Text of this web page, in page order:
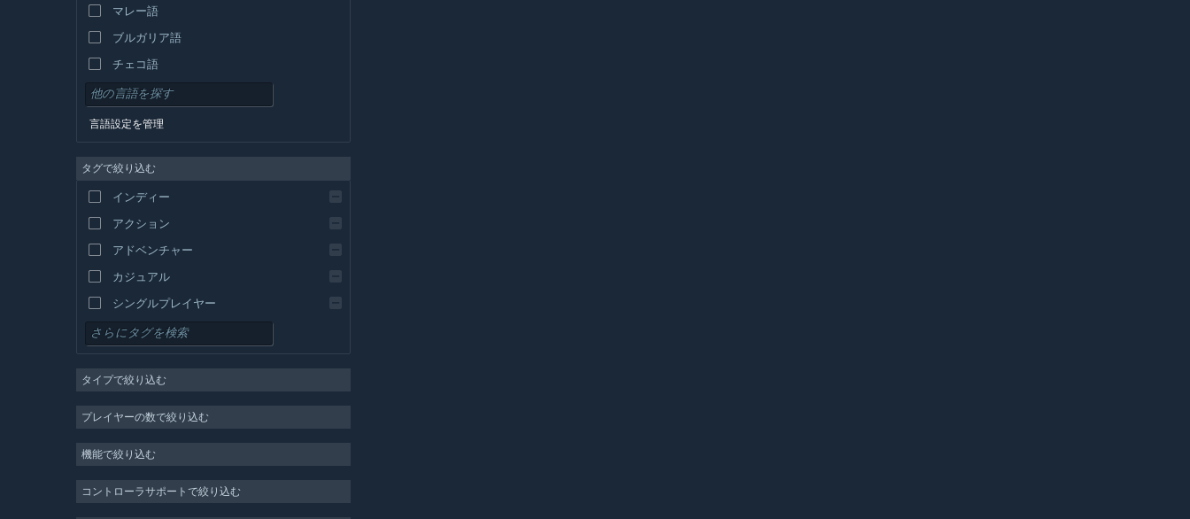
マレー語
ブルガリア語
チェコ語
デンマーク語
ドイツ語
スペイン語 - スペイン
スペイン語－ラテンアメリカ
ギリシャ語
言語設定を管理
タグで絞り込む
インディー
アクション
アドベンチャー
カジュアル
シングルプレイヤー
シミュレーション
ストラテジー
3D
無料プレイ
タイプで絞り込む
プレイヤーの数で絞り込む
機能で絞り込む
コントローラサポートで絞り込む